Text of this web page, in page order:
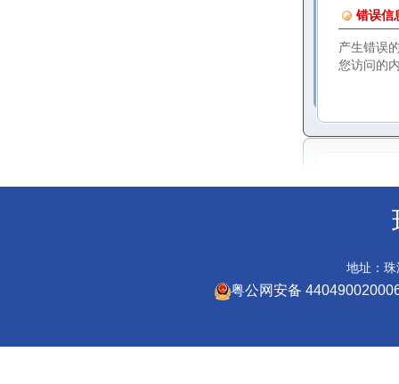
错误信
产生错误
您访问的
地址：
粤公网安备